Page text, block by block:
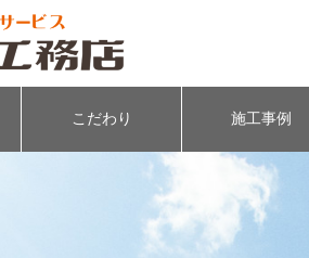
こだわり 施工事例